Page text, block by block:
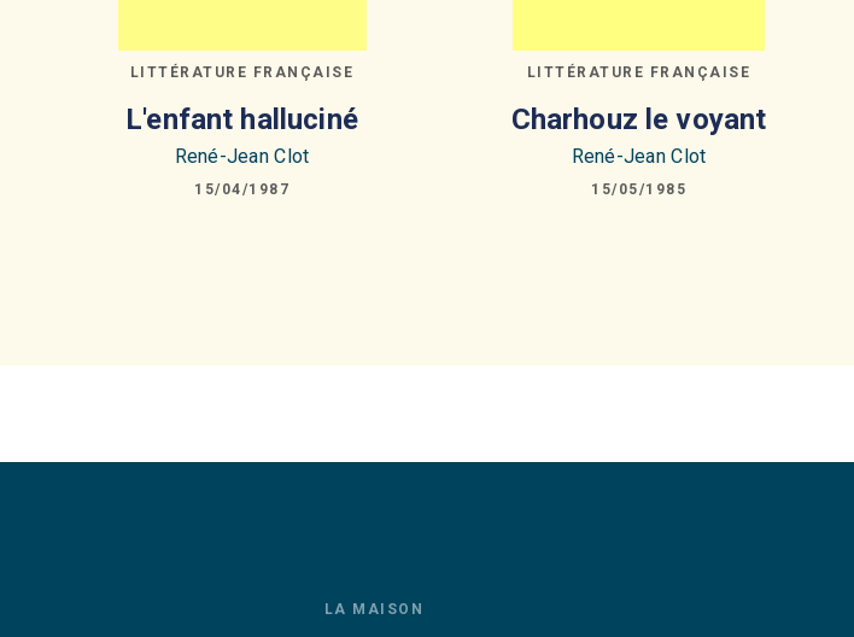
LITTÉRATURE FRANÇAISE
L'enfant halluciné
René-Jean Clot
15/04/1987
LITTÉRATURE FRANÇAISE
Charhouz le voyant
René-Jean Clot
15/05/1985
LA MAISON